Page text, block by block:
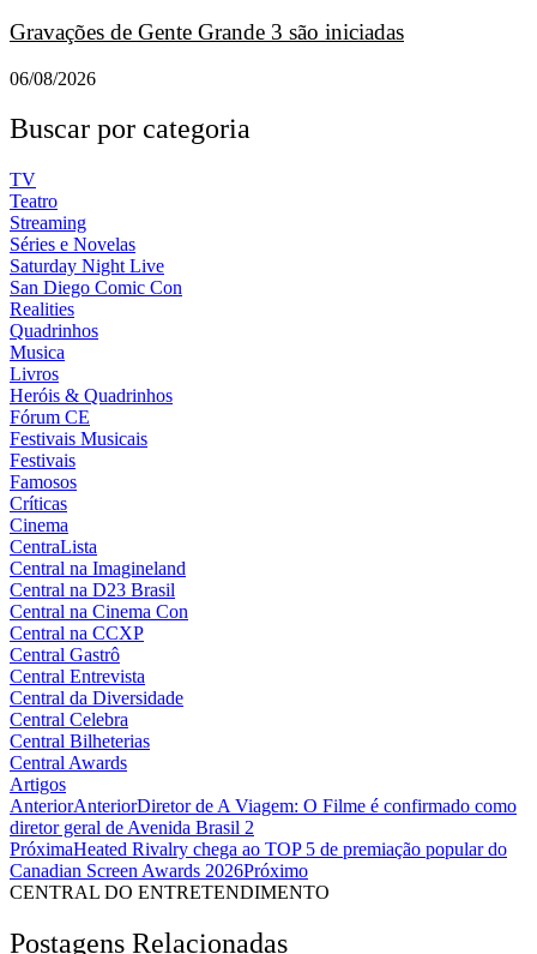
Gravações de Gente Grande 3 são iniciadas
06/08/2026
Buscar por categoria
TV
Teatro
Streaming
Séries e Novelas
Saturday Night Live
San Diego Comic Con
Realities
Quadrinhos
Musica
Livros
Heróis & Quadrinhos
Fórum CE
Festivais Musicais
Festivais
Famosos
Críticas
Cinema
CentraLista
Central na Imagineland
Central na D23 Brasil
Central na Cinema Con
Central na CCXP
Central Gastrô
Central Entrevista
Central da Diversidade
Central Celebra
Central Bilheterias
Central Awards
Artigos
AnteriorAnteriorDiretor de A Viagem: O Filme é confirmado como
diretor geral de Avenida Brasil 2
PróximaHeated Rivalry chega ao TOP 5 de premiação popular do
Canadian Screen Awards 2026Próximo
CENTRAL DO ENTRETENDIMENTO
Postagens Relacionadas